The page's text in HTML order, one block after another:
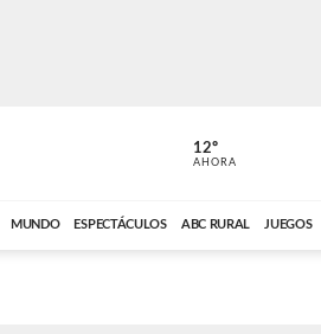
ABC CARDINAL
12º
AHORA
MUNDO ESPECTÁCULOS ABC RURAL JUEGOS